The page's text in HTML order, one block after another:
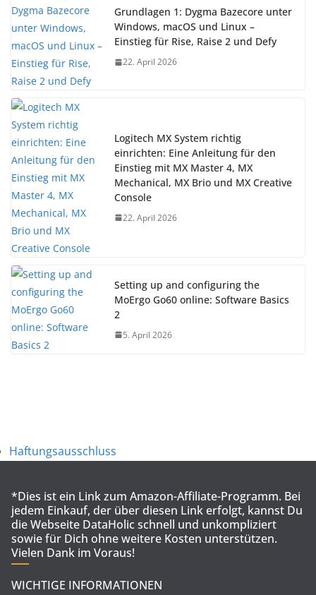
Grundlagen 1: Dygma Bazecore unter
Windows, macOS und Linux –
Einstieg für Rise, Raise 2 und Defy
22. April 2026
Logitech MX System richtig
einrichten: Eine Anleitung für den
Einstieg mit MX Master 4, MX
Mechanical, MX Brio und MX Creative
Console
22. April 2026
Setting up and configuring the
MoErgo Go60 online: Software Basics
2
5. April 2026
Haftungsausschluss
*Dies ist ein Link zum Amazon-Affiliate-Programm. Bei
jedem Einkauf, der über diesen Link erfolgt, kannst Du
die Webseite DataHolic schnell und unkompliziert
sowie für Dich ohne weitere Kosten unterstützen.
Vielen Dank im Voraus!
WICHTIGE INFORMATIONEN